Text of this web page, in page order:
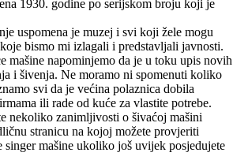
1930. godine po serijskom broju koji je
uspomena je muzej i svi koji žele mogu
bismo mi izlagali i predstavljali javnosti.
mašine napominjemo da je u toku upis novih
i šivenja. Ne moramo ni spomenuti koliko
svi da je većina polaznica dobila
ili rade od kuće za vlastite potrebe.
nekoliko zanimljivosti o šivaćoj mašini
stranicu na kojoj možete provjeriti
singer mašine ukoliko još uvijek posjedujete